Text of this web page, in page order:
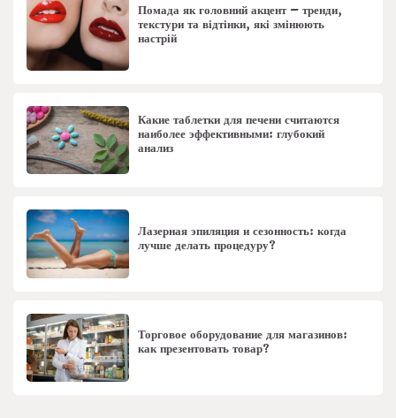
Помада як головний акцент – тренди,
текстури та відтінки, які змінюють
настрій
Какие таблетки для печени считаются
наиболее эффективными: глубокий
анализ
Лазерная эпиляция и сезонность: когда
лучше делать процедуру?
Торговое оборудование для магазинов:
как презентовать товар?